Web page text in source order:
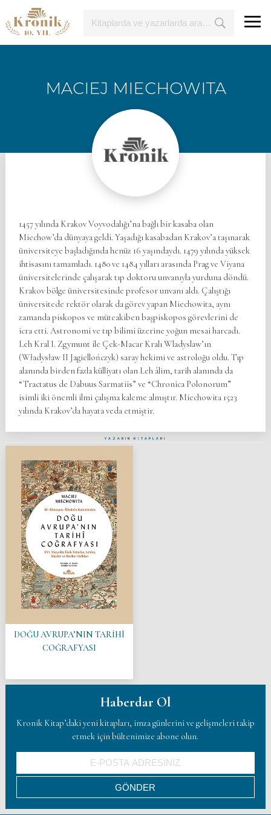
MACIEJ MIECHOWITA
1457 yılında Krakov Voyvodalığı’na bağlı bir kasaba olan
Miechow’da dünyaya geldi. Yaşadığı kasabadan Krakov’a taşınarak
üniversiteye başladığında henüz 16 yaşındaydı. 1479 yılında yüksek
ihtisasını tamamladı. 1480 ve 1484 yılları arasında Prag ve Viyana
üniversitelerinde çalışarak tıp doktoru unvanıyla yurduna döndü.
Krakov bölge üniversitesinde profesor unvanı aldı. Çalıştığı
üniversitede rektör olarak da görev yapan Miechowita, aynı
zamanda piskopos ve müteakiben başpiskopos görevlerini de
icra etti. Astronomi ve tıp bilimi üzerine yoğun mesai harcadı.
Leh Kral I. Zgymunt ile Çek-Macar Kralı Wladyslaw’ın
(Władysław II Jagiellończyk) saray hekimi ve astroloğu oldu. Tıp
alanında birden fazla külliyatı olan Leh âlim, tarih alanında da
“Tractatus de Dabuus Sarmatiis” ve “Chronica Polonorum”
isimli iki önemli ilmi çalışma kaleme almıştır. Miechowita 1523
yılında Krakov’da hayata veda etmiştir.
YAZARIN KİTAPLARI
DOĞU AVRUPA’NIN TARİHÎ
COĞRAFYASI
Haberdar Ol
Kronik Kitap’daki yeni kitapları, imza günlerini ve gelişmeleri takip
etmek için bültenimize abone olun.